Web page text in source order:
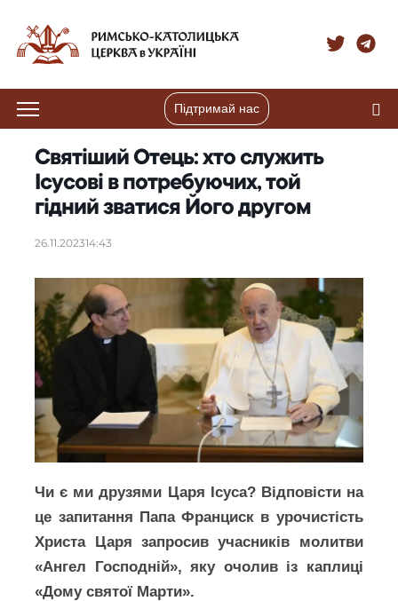
Підтримай нас
Святіший Отець: хто служить
Ісусові в потребуючих, той
гідний зватися Його другом
26.11.202314:43
Чи є ми друзями Царя Ісуса? Відповісти на
це запитання Папа Франциск в урочистість
Христа Царя запросив учасників молитви
«Ангел Господній», яку очолив із каплиці
«Дому святої Марти».